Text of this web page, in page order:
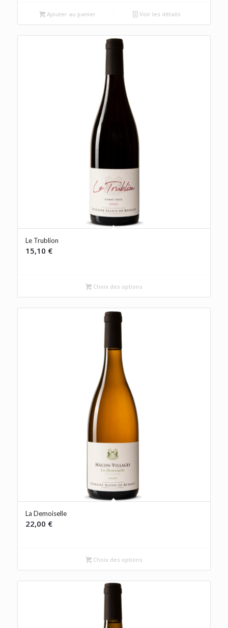
était :
18,70 €.
est :
17,76 €.
Ajouter au panier Voir les détails
Le Trublion
15,10 €
Choix des options
La Demoiselle
22,00 €
Choix des options